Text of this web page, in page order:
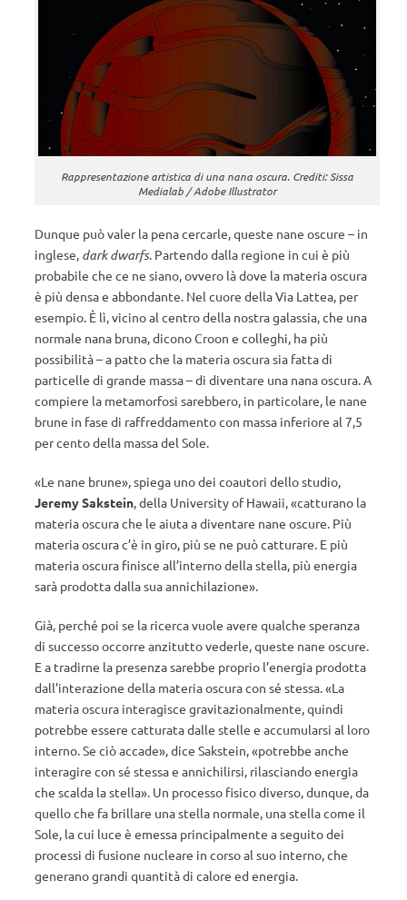
Rappresentazione artistica di una nana oscura. Crediti: Sissa
Medialab / Adobe Illustrator
Dunque può valer la pena cercarle, queste nane oscure – in
inglese, dark dwarfs. Partendo dalla regione in cui è più
probabile che ce ne siano, ovvero là dove la materia oscura
è più densa e abbondante. Nel cuore della Via Lattea, per
esempio. È lì, vicino al centro della nostra galassia, che una
normale nana bruna, dicono Croon e colleghi, ha più
possibilità – a patto che la materia oscura sia fatta di
particelle di grande massa – di diventare una nana oscura. A
compiere la metamorfosi sarebbero, in particolare, le nane
brune in fase di raffreddamento con massa inferiore al 7,5
per cento della massa del Sole.
«Le nane brune», spiega uno dei coautori dello studio,
Jeremy Sakstein, della University of Hawaii, «catturano la
materia oscura che le aiuta a diventare nane oscure. Più
materia oscura c’è in giro, più se ne può catturare. E più
materia oscura finisce all’interno della stella, più energia
sarà prodotta dalla sua annichilazione».
Già, perché poi se la ricerca vuole avere qualche speranza
di successo occorre anzitutto vederle, queste nane oscure.
E a tradirne la presenza sarebbe proprio l’energia prodotta
dall’interazione della materia oscura con sé stessa. «La
materia oscura interagisce gravitazionalmente, quindi
potrebbe essere catturata dalle stelle e accumularsi al loro
interno. Se ciò accade», dice Sakstein, «potrebbe anche
interagire con sé stessa e annichilirsi, rilasciando energia
che scalda la stella». Un processo fisico diverso, dunque, da
quello che fa brillare una stella normale, una stella come il
Sole, la cui luce è emessa principalmente a seguito dei
processi di fusione nucleare in corso al suo interno, che
generano grandi quantità di calore ed energia.